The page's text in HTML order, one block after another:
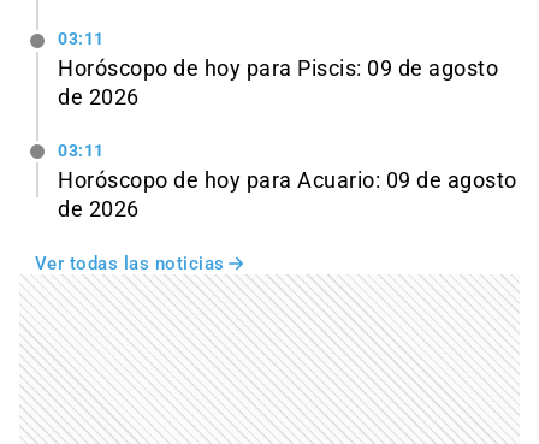
03:11
Horóscopo de hoy para Piscis: 09 de agosto
de 2026
03:11
Horóscopo de hoy para Acuario: 09 de agosto
de 2026
Ver todas las noticias